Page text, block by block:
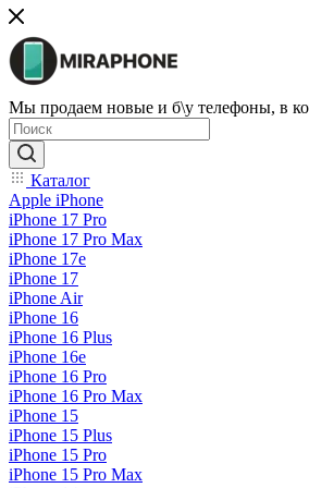
Мы продаем новые и б\у телефоны, в
Каталог
Apple iPhone
iPhone 17 Pro
iPhone 17 Pro Max
iPhone 17e
iPhone 17
iPhone Air
iPhone 16
iPhone 16 Plus
iPhone 16e
iPhone 16 Pro
iPhone 16 Pro Max
iPhone 15
iPhone 15 Plus
iPhone 15 Pro
iPhone 15 Pro Max